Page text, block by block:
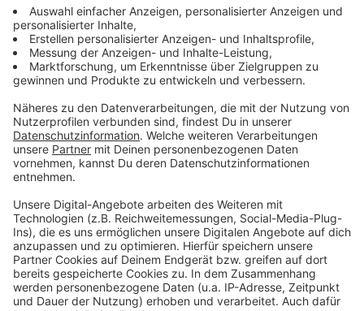
Youtube will Falschinformationen über Impfstoffe
entfernen
Faktencheck: Corona-Tote in Schottland
Die Düsseldorfer Corona-Zahlen
Anzeige
Anzeige